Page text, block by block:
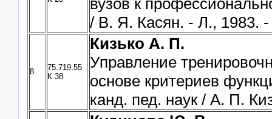
/ В. Я. Касян. - Л., 1983.
8
75.719.55
К 38
Кизько А. П.
Управление
основе критериев
канд. пед. наук / А. П.